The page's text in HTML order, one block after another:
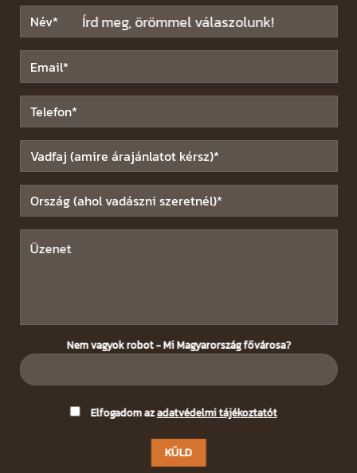
Írd meg, örömmel válaszolunk!
Nem vagyok robot - Mi Magyarország fővárosa?
Elfogadom azadatvédelmi tájékoztatót